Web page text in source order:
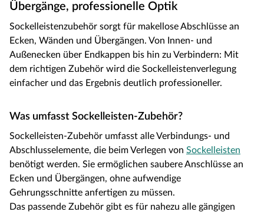
Übergänge, professionelle Optik
Sockelleistenzubehör sorgt für makellose Abschlüsse an
Ecken, Wänden und Übergängen. Von Innen- und
Außenecken über Endkappen bis hin zu Verbindern: Mit
dem richtigen Zubehör wird die Sockelleistenverlegung
einfacher und das Ergebnis deutlich professioneller.
Was umfasst Sockelleisten-Zubehör?
Sockelleisten-Zubehör umfasst alle Verbindungs- und
Abschlusselemente, die beim Verlegen von Sockelleisten
benötigt werden. Sie ermöglichen saubere Anschlüsse an
Ecken und Übergängen, ohne aufwendige
Gehrungsschnitte anfertigen zu müssen.
Das passende Zubehör gibt es für nahezu alle gängigen